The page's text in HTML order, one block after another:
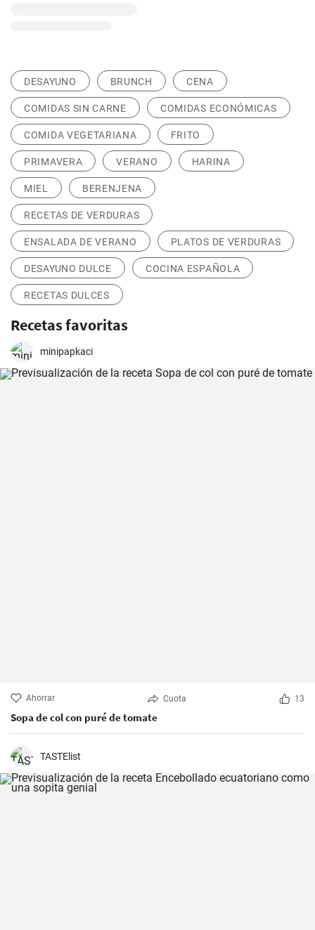
DESAYUNO BRUNCH CENA
COMIDAS SIN CARNE COMIDAS ECONÓMICAS
COMIDA VEGETARIANA FRITO
PRIMAVERA VERANO HARINA
MIEL BERENJENA
RECETAS DE VERDURAS
ENSALADA DE VERANO PLATOS DE VERDURAS
DESAYUNO DULCE COCINA ESPAÑOLA
RECETAS DULCES
Recetas favoritas
minipapkaci
Ahorrar Cuota 13
Sopa de col con puré de tomate
TASTElist